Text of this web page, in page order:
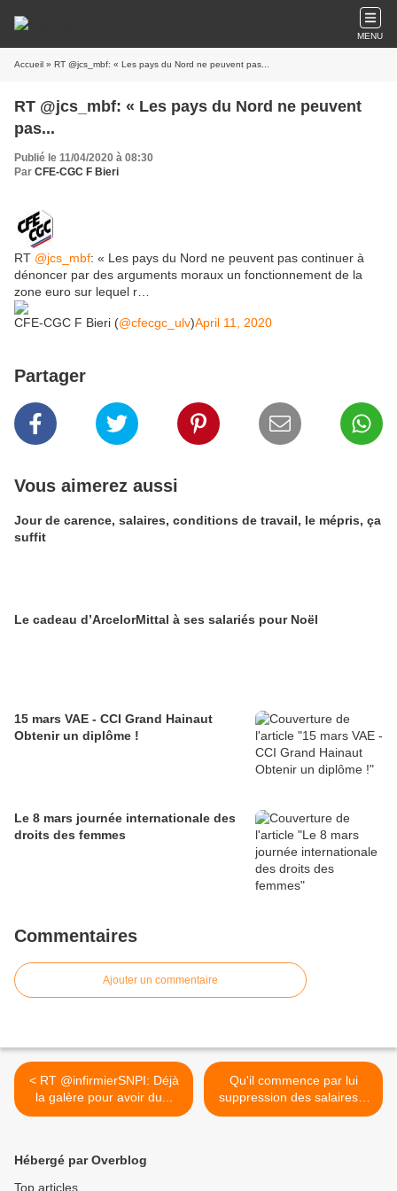
MENU
Accueil » RT @jcs_mbf: « Les pays du Nord ne peuvent pas...
RT @jcs_mbf: « Les pays du Nord ne peuvent
pas...
Publié le 11/04/2020 à 08:30
Par CFE-CGC F Bieri
RT @jcs_mbf: « Les pays du Nord ne peuvent pas continuer à
dénoncer par des arguments moraux un fonctionnement de la
zone euro sur lequel r…
CFE-CGC F Bieri (@cfecgc_ulv)April 11, 2020
Partager
Vous aimerez aussi
Jour de carence, salaires, conditions de travail, le mépris, ça
suffit
Le cadeau d’ArcelorMittal à ses salariés pour Noël
15 mars VAE - CCI Grand Hainaut
Obtenir un diplôme !
Le 8 mars journée internationale des
droits des femmes
Commentaires
Ajouter un commentaire
< RT @infirmierSNPI: Déjà
la galère pour avoir du...
Qu'il commence par lui
suppression des salaires...
>
Hébergé par Overblog
Top articles